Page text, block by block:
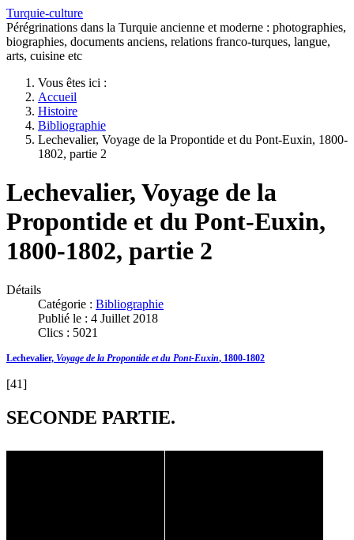
Turquie-culture
Pérégrinations dans la Turquie ancienne et moderne : photographies,
biographies, documents anciens, relations franco-turques, langue,
arts, cuisine etc
Vous êtes ici :
Accueil
Histoire
Bibliographie
Lechevalier, Voyage de la Propontide et du Pont-Euxin, 1800-
1802, partie 2
Lechevalier, Voyage de la
Propontide et du Pont-Euxin,
1800-1802, partie 2
Détails
Catégorie : Bibliographie
Publié le : 4 Juillet 2018
Clics : 5021
Lechevalier, Voyage de la Propontide et du Pont-Euxin, 1800-1802
[41]
SECONDE PARTIE.